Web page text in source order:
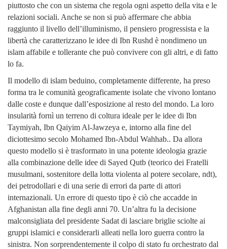
piuttosto che con un sistema che regola ogni aspetto della vita e le
relazioni sociali. Anche se non si può affermare che abbia
raggiunto il livello dell’illuminismo, il pensiero progressista e la
libertà che caratterizzano le idee di Ibn Rushd è nondimeno un
islam affabile e tollerante che può convivere con gli altri, e di fatto
lo fa.
Il modello di islam beduino, completamente differente, ha preso
forma tra le comunità geograficamente isolate che vivono lontano
dalle coste e dunque dall’esposizione al resto del mondo. La loro
insularità fornì un terreno di coltura ideale per le idee di Ibn
Taymiyah, Ibn Qaiyim Al-Jawzeya e, intorno alla fine del
diciottesimo secolo Mohamed Ibn-Abdul Wahhab.. Da allora
questo modello si è trasformato in una potente ideologia grazie
alla combinazione delle idee di Sayed Qutb (teorico dei Fratelli
musulmani, sostenitore della lotta violenta al potere secolare, ndt),
dei petrodollari e di una serie di errori da parte di attori
internazionali. Un errore di questo tipo è ciò che accadde in
Afghanistan alla fine degli anni 70. Un’altra fu la decisione
malconsigliata del presidente Sadat di lasciare briglie sciolte ai
gruppi islamici e considerarli alleati nella loro guerra contro la
sinistra. Non sorprendentemente il colpo di stato fu orchestrato dal